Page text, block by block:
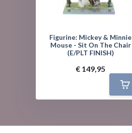
Figurine: Mickey & Minnie
Mouse - Sit On The Chair
(E/PLT FINISH)
€ 149,95